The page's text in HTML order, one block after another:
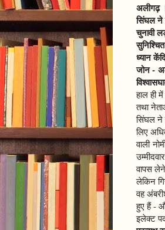
अलीगढ़
सिंघल ने
चुनावी
ध्यान
जोन -
हाल ही
तथा
सिंघल ने
लिए
वाली
वापस लेने
लेकिन
वह
हुए हैं -
इलेक्ट